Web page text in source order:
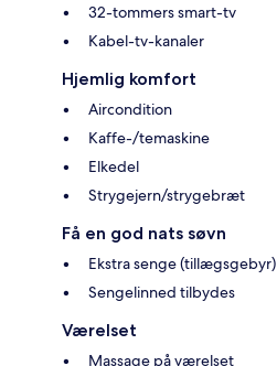
32-tommers smart-tv
Kabel-tv-kanaler
Hjemlig komfort
Aircondition
Kaffe-/temaskine
Elkedel
Strygejern/strygebræt
Få en god nats søvn
Ekstra senge (tillægsgebyr)
Sengelinned tilbydes
Værelset
Massage på værelset